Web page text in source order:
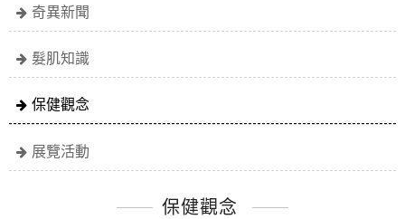
奇異新聞
髮肌知識
保健觀念
展覽活動
保健觀念